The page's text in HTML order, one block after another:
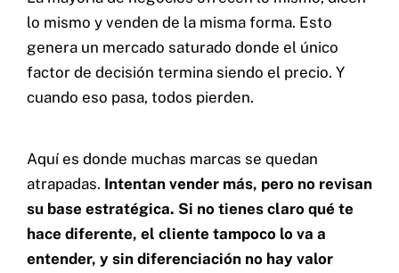
lo mismo y venden de la misma forma. Esto
genera un mercado saturado donde el único
factor de decisión termina siendo el precio. Y
cuando eso pasa, todos pierden.
Aquí es donde muchas marcas se quedan
atrapadas. Intentan vender más, pero no revisan
su base estratégica. Si no tienes claro qué te
hace diferente, el cliente tampoco lo va a
entender, y sin diferenciación no hay valor